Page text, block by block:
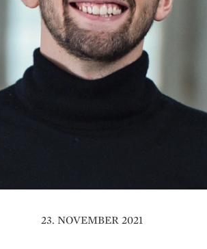
23. NOVEMBER 2021